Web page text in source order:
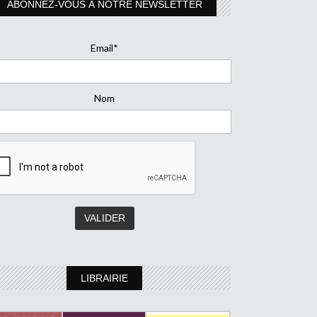
ABONNEZ-VOUS À NOTRE NEWSLETTER
Email*
Nom
LIBRAIRIE